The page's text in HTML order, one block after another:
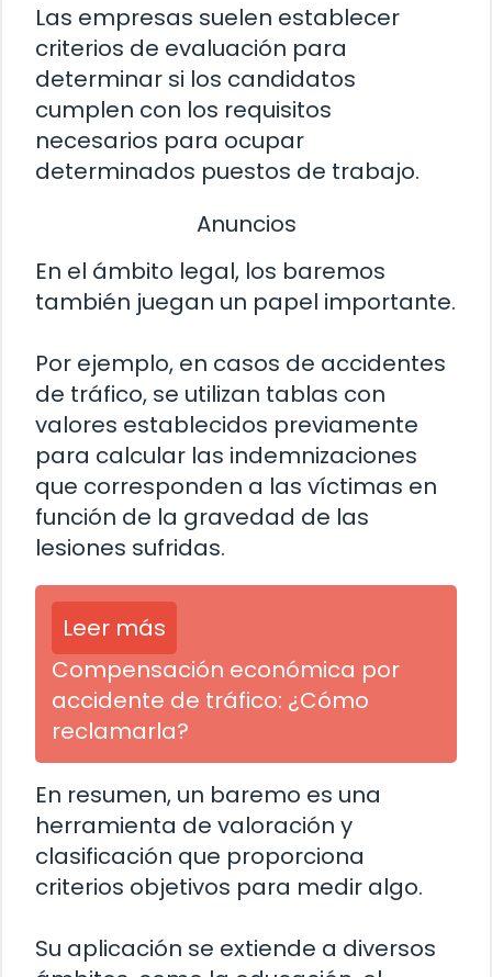
Las empresas suelen establecer
criterios de evaluación para
determinar si los candidatos
cumplen con los requisitos
necesarios para ocupar
determinados puestos de trabajo.
Anuncios
En el ámbito legal, los baremos
también juegan un papel importante.
Por ejemplo, en casos de accidentes
de tráfico, se utilizan tablas con
valores establecidos previamente
para calcular las indemnizaciones
que corresponden a las víctimas en
función de la gravedad de las
lesiones sufridas.
Leer más
Compensación económica por
accidente de tráfico: ¿Cómo
reclamarla?
En resumen, un baremo es una
herramienta de valoración y
clasificación que proporciona
criterios objetivos para medir algo.
Su aplicación se extiende a diversos